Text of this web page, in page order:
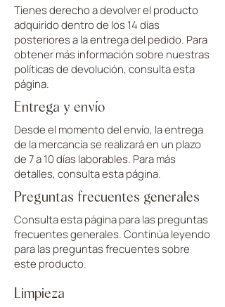
Tienes derecho a devolver el producto
adquirido dentro de los 14 días
posteriores a la entrega del pedido. Para
obtener más información sobre nuestras
políticas de devolución, consulta esta
página.
Entrega y envío
Desde el momento del envío, la entrega
de la mercancía se realizará en un plazo
de 7 a 10 días laborables. Para más
detalles, consulta esta página.
Preguntas frecuentes generales
Consulta esta página para las preguntas
frecuentes generales. Continúa leyendo
para las preguntas frecuentes sobre
este producto.
Limpieza